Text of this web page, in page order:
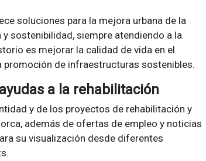
soluciones para la mejora urbana de la
sostenibilidad, siempre atendiendo a la
es mejorar la calidad de vida en el
de infraestructuras sostenibles.
a la rehabilitación
y de los proyectos de rehabilitación y
además de ofertas de empleo y noticias
su visualización desde diferentes